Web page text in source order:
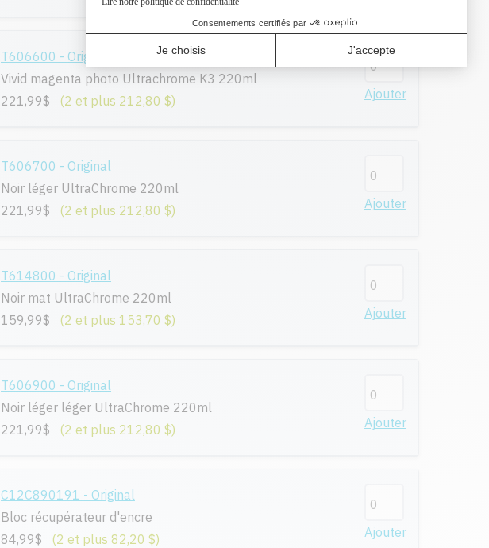
T606600 - Original
Vivid magenta photo Ultrachrome K3 220ml
221,99$
(2 et plus 212,80 $) Ajouter
T606700 - Original
Noir léger UltraChrome 220ml
221,99$
(2 et plus 212,80 $) Ajouter
T614800 - Original
Noir mat UltraChrome 220ml
159,99$
(2 et plus 153,70 $) Ajouter
T606900 - Original
Noir léger léger UltraChrome 220ml
221,99$
(2 et plus 212,80 $) Ajouter
C12C890191 - Original
Bloc récupérateur d'encre
84,99$
(2 et plus 82,20 $) Ajouter